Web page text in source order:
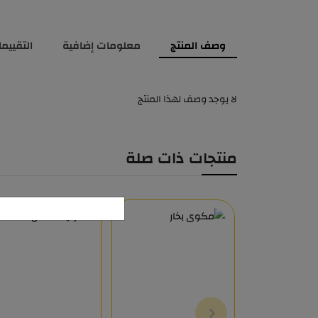
وصف المنتج معلومات إضافية
لا يوجد وصف لهذا المنتج
منتجات ذات صلة